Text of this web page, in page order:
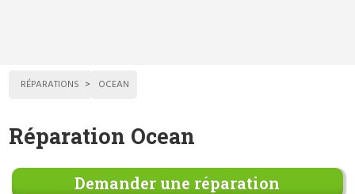
RÉPARATIONS OCEAN
Réparation Ocean
Demander une réparation